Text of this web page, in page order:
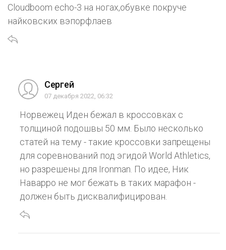
Cloudboom echo-3 на ногах,обувке покруче
найковских вэпорфлаев
Сергей
07 декабря 2022, 06:32
Норвежец Иден бежал в кроссовках с
толщиной подошвы 50 мм. Было несколько
статей на тему - такие кроссовки запрещены
для соревнований под эгидой World Athletics,
но разрешены для Ironman. По идее, Ник
Наварро не мог бежать в таких марафон -
должен быть дисквалифицирован.